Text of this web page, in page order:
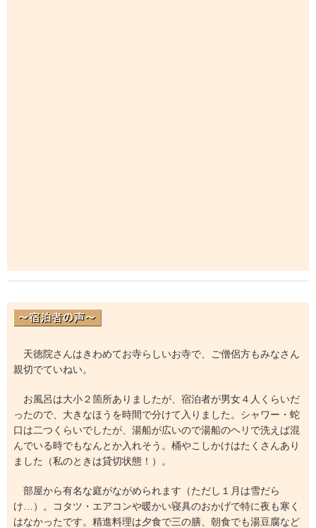
天徳院さんはきわめてお寺らしいお寺で、ご僧侶方もみなさん
親切でていねい。
お風呂は大小２箇所ありましたが、宿泊者が男女４人くらいだ
ったので、大きなほうを時間で分けて入りました。シャワー・蛇
口は二つくらいでしたが、湯船が広いので湯船のヘリで洗えば混
んでいる時でもなんとか入れそう。桶やこしかけはたくさんあり
ました（私のときは貸切状態！）。
部屋から有名な庭がながめられます（ただし１月は雪だら
け…）。コタツ・エアコンや暖かい寝具のおかげで特に夜も寒く
はなかったです。精進料理は夕食で三の膳、朝食でも湯豆腐など